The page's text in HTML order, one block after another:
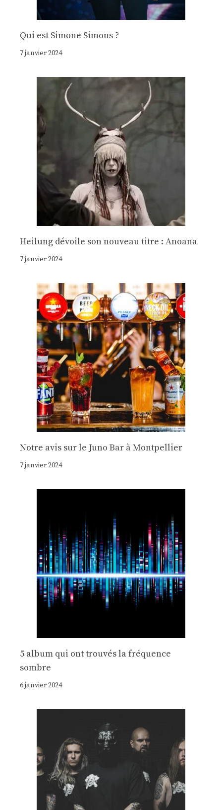
Qui est Simone Simons ?
7 janvier 2024
Heilung dévoile son nouveau titre : Anoana
7 janvier 2024
Notre avis sur le Juno Bar à Montpellier
7 janvier 2024
5 album qui ont trouvés la fréquence
sombre
6 janvier 2024